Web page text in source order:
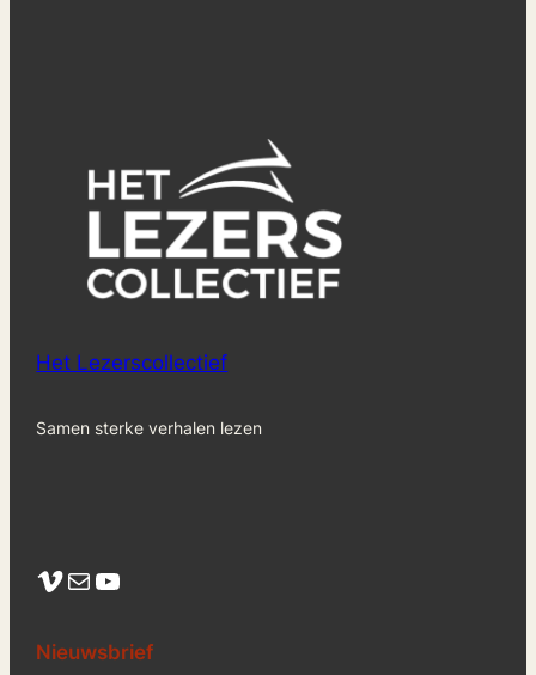
Het Lezerscollectief
Samen sterke verhalen lezen
Vimeo Mail YouTube
Nieuwsbrief